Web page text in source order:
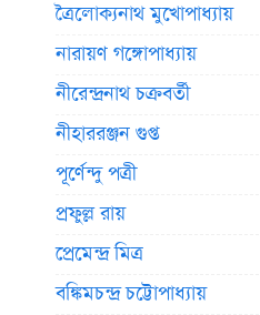
ত্রৈলোক্যনাথ মুখোপাধ্যায়
নারায়ণ গঙ্গোপাধ্যায়
নীরেন্দ্রনাথ চক্রবর্তী
নীহাররঞ্জন গুপ্ত
পূর্ণেন্দু পত্রী
প্রফুল্ল রায়
প্রেমেন্দ্র মিত্র
বঙ্কিমচন্দ্র চট্টোপাধ্যায়